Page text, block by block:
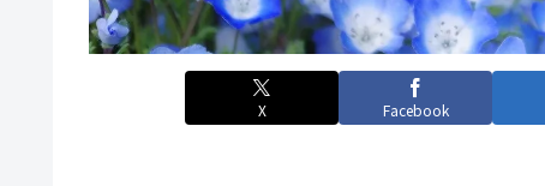
X Facebook